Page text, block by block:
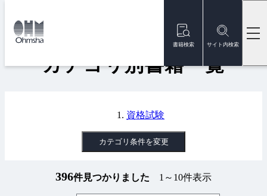
書籍検索 サイト内検索
トップ
カテゴリ別書籍一覧
資格試験
カテゴリ条件を変更
396件見つかりました 1～10件表示